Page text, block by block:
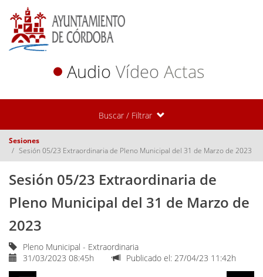
Audio Vídeo Actas
Buscar / Filtrar
Sesiones
Sesión 05/23 Extraordinaria de Pleno Municipal del 31 de Marzo de 2023
Sesión 05/23 Extraordinaria de
Pleno Municipal del 31 de Marzo de
2023
Pleno Municipal - Extraordinaria
31/03/2023 08:45h
Publicado el: 27/04/23 11:42h